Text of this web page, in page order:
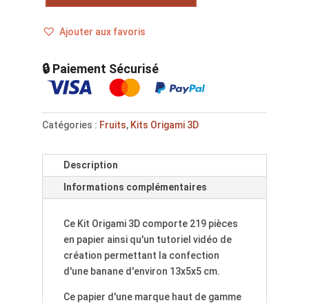
Ajouter aux favoris
🔒 Paiement Sécurisé
Catégories : Fruits, Kits Origami 3D
Description
Informations complémentaires
Ce Kit Origami 3D comporte 219 pièces
en papier ainsi qu'un tutoriel vidéo de
création permettant la confection
d'une banane d'environ 13x5x5 cm.
Ce papier d'une marque haut de gamme